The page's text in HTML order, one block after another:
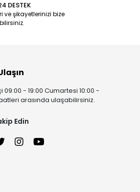
DESTEK
ve şikayetlerinizi bize
09:00 - 19:00 Cumartesi 10:00 -
arasında ulaşabilirsiniz.
Edin